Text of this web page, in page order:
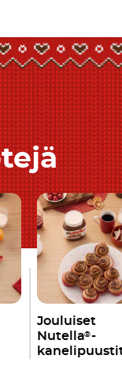
Jouluiset
Nutella®-